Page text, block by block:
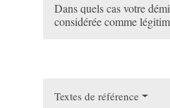
Dans quels cas votre
considérée comme
Textes de référence